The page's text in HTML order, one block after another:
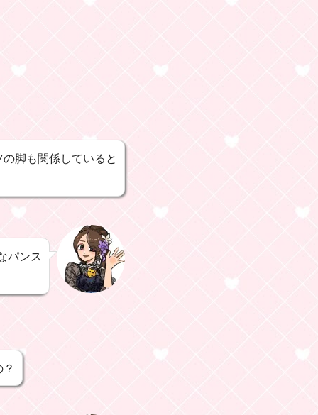
脚も関係していると
パンス